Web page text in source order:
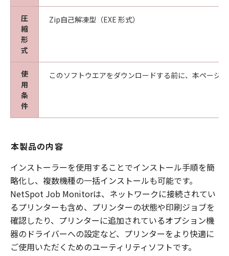
圧
縮
形
式
Zip自己解凍型（EXE 形式）
使
用
条
件
このソフトウエアをダウンロードする前に、本ページ
本製品の内容
インストーラーを使用することでインストール手順を簡
略化し、複数機種の一括インストールも可能です。
NetSpot Job Monitorは、ネットワークに接続されてい
るプリンターも含め、プリンターの状態や印刷ジョブを
確認したり、プリンターに追加されているオプション機
器のドライバーへの設定など、プリンターをより快適に
ご使用いただくためのユーティリティソフトです。